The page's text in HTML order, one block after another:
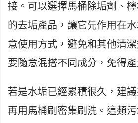
接。可以選擇馬桶除垢劑、
的去垢產品，讓它先作用在
意使用方式，避免和其他清
要隨意混搭不同成分，免得產
若是水垢已經累積很久，建議
再用馬桶刷密集刷洗。這類